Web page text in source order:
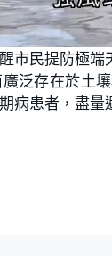
市民提防極端
泛存在於土
病患者，盡